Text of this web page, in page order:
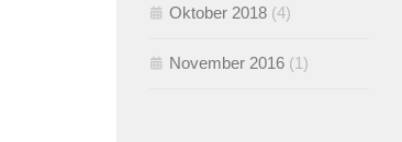
Oktober 2018 (4)
November 2016 (1)